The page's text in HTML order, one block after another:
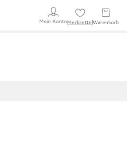
Mein KontoMerkzettel Warenkorb